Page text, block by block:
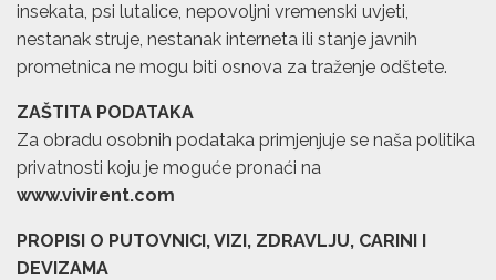
insekata, psi lutalice, nepovoljni vremenski uvjeti,
nestanak struje, nestanak interneta ili stanje javnih
prometnica ne mogu biti osnova za traženje odštete.
ZAŠTITA PODATAKA
Za obradu osobnih podataka primjenjuje se naša politika
privatnosti koju je moguće pronaći na
www.vivirent.com
PROPISI O PUTOVNICI, VIZI, ZDRAVLJU, CARINI I
DEVIZAMA